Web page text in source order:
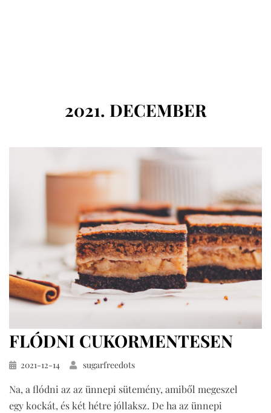
HÓNAP
:
2021. DECEMBER
FLÓDNI CUKORMENTESEN
Közzétéve
2021-12-14 sugarfreedots
Na, a flódni az az ünnepi sütemény, amiből megeszel
egy kockát, és két hétre jóllaksz. De ha az ünnepi